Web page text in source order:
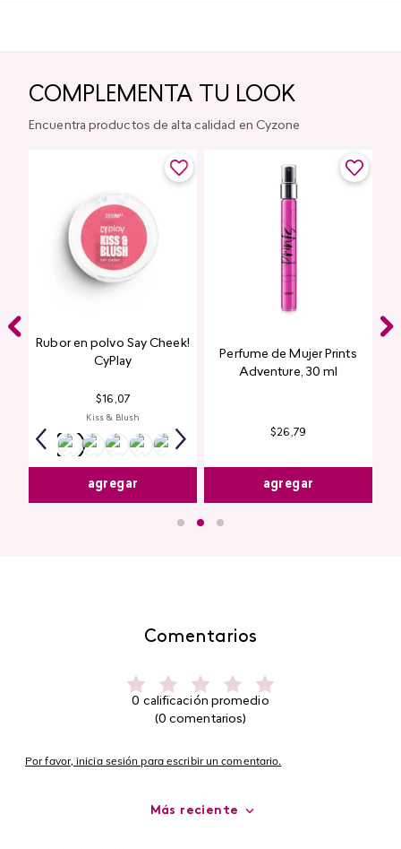
COMPLEMENTA TU LOOK
Encuentra productos de alta calidad en Cyzone
Rubor en polvo Say Cheek!
CyPlay
$16,07
Kiss & Blush
agregar
Perfume de Mujer Prints
Adventure, 30 ml
$26,79
agregar
Comentarios
0 calificación promedio
(0 comentarios)
Por favor, inicia sesión para escribir un comentario.
Más reciente